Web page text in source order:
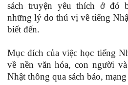
sách truyện yêu thích ở đó
những lý do thú vị về tiếng
biết đến.
Mục đích của việc học tiếng
về nền văn hóa, con người
Nhật thông qua sách báo,